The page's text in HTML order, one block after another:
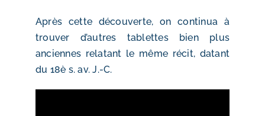
Après cette découverte, on continua à
trouver d’autres tablettes bien plus
anciennes relatant le même récit, datant
du 18è s. av. J.-C.